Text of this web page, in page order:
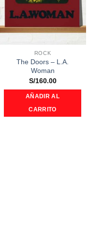
ROCK
The Doors ‎– L.A.
Woman
S/160.00
AÑADIR AL
CARRITO